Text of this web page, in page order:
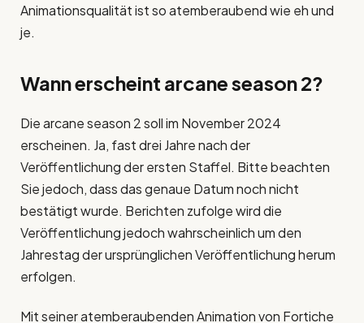
Animationsqualität ist so atemberaubend wie eh und
je.
Wann erscheint arcane season 2?
Die arcane season 2 soll im November 2024
erscheinen. Ja, fast drei Jahre nach der
Veröffentlichung der ersten Staffel. Bitte beachten
Sie jedoch, dass das genaue Datum noch nicht
bestätigt wurde. Berichten zufolge wird die
Veröffentlichung jedoch wahrscheinlich um den
Jahrestag der ursprünglichen Veröffentlichung herum
erfolgen.
Mit seiner atemberaubenden Animation von Fortiche